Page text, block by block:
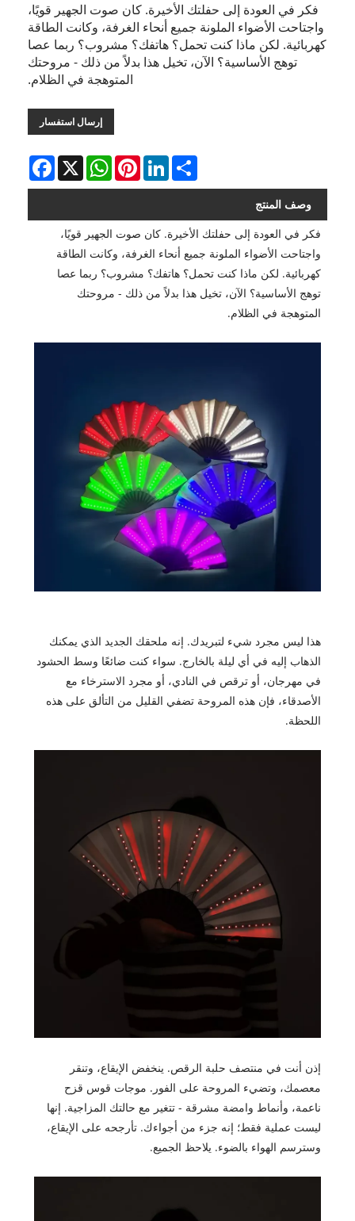
فكر في العودة إلى حفلتك الأخيرة. كان صوت الجهير قويًا،
واجتاحت الأضواء الملونة جميع أنحاء الغرفة، وكانت الطاقة
كهربائية. لكن ماذا كنت تحمل؟ هاتفك؟ مشروب؟ ربما عصا
توهج الأساسية؟ الآن، تخيل هذا بدلاً من ذلك - مروحتك
المتوهجة في الظلام.
إرسال استفسار
Facebook X
WhatsAppPinterestLinkedInShare
وصف المنتج
فكر في العودة إلى حفلتك الأخيرة. كان صوت الجهير قويًا،
واجتاحت الأضواء الملونة جميع أنحاء الغرفة، وكانت الطاقة
كهربائية. لكن ماذا كنت تحمل؟ هاتفك؟ مشروب؟ ربما عصا
توهج الأساسية؟ الآن، تخيل هذا بدلاً من ذلك - مروحتك
المتوهجة في الظلام.
هذا ليس مجرد شيء لتبريدك. إنه ملحقك الجديد الذي يمكنك
الذهاب إليه في أي ليلة بالخارج. سواء كنت ضائعًا وسط الحشود
في مهرجان، أو ترقص في النادي، أو مجرد الاسترخاء مع
الأصدقاء، فإن هذه المروحة تضفي القليل من التألق على هذه
اللحظة.
إذن أنت في منتصف حلبة الرقص. ينخفض ​​الإيقاع، وتنقر
معصمك، وتضيء المروحة على الفور. موجات قوس قزح
ناعمة، وأنماط وامضة مشرقة - تتغير مع حالتك المزاجية. إنها
ليست عملية فقط؛ إنه جزء من أجواءك. تأرجحه على الإيقاع،
وسترسم الهواء بالضوء. يلاحظ الجميع.